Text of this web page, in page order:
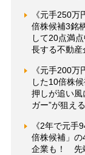
《元手250
倍株候補3銘
して20点満
長する不動産
《元手200
した10倍株
押しが追い風
ガー”が狙え
《2年で元
倍株候補」
企業も！ 先